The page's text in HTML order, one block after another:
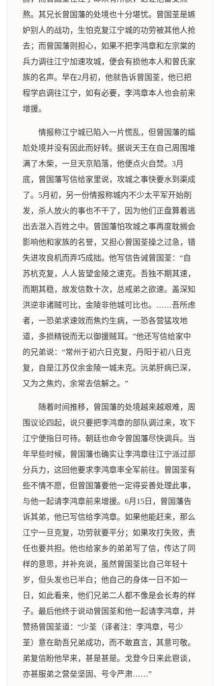
熬。其兄长曾国藩的处境也十分堪忧。曾国荃是嫉
妒别人的战功，生怕克复江宁城的功劳被其他人抢
去；而曾国藩则担心，如果不把李鸿章和左宗棠的
兵力调往江宁加速攻城，便会有损他本人和曾氏家
族的名声。早在2月初，他就告诉曾国荃，他已把
程学启调往江宁，如有必要，李鸿章本人也会前来
增援。
情报称江宁城已陷入一片慌乱，但曾国藩的尴
尬处境并没有因此而好转。据说天王在自己周围堆
满了木柴，一旦天京陷落，他便点火自焚。3月
底，曾国藩写信给家里说，攻城之事快要水到渠成
了。5月初，另一份情报称城内不少太平军开始削
发，杀人放火的事也不干了，因为他们正盘算着逃
出去混入百姓之中。曾国藩怕攻城之事再度耽搁会
影响他和家族的名誉，又担心曾国荃操之过急，错
失进攻良机而弄巧成拙。他写信告诫曾国荃：“自
苏杭克复，人人皆望金陵之速克。吾独不期其速，
而期其稳，故发信数十次，总戒弟之欲速。盖深知
洪逆非诸贼可比，金陵非他城可比也。……吾所虑
者，一恐弟求速效而焦灼生病，一恐各营猛攻地
道，多损精锐而无以御援贼耳。”他还写信给家中
的兄弟说：“常州于初六日克复，丹阳于初八日克
复，自是江苏仅余金陵一城未克。沅弟肝病已深，
又为之焦灼，余常去信解之。”
随着时间推移，曾国藩的处境越来越艰难，周
围议论四起，说只要把李鸿章的部队调过来，攻下
江宁便指日可待。朝廷也命令曾国藩尽快调兵。当
年早些时候，曾国藩也确实让李鸿章往江宁派过部
分兵力，这回他要求李鸿章率全军前往。曾国荃有
些不情不愿，但曾国藩要他一定得妥善处理此事，
与他一起请李鸿章前来增援。6月15日，曾国藩告
诉其弟，他已写信给李鸿章。如果他能赶来，那么
江宁一旦克复，功劳就要平分；如果攻打失败，责
任也要共担。他也给家乡的弟弟写了信，传达了同
样的意思，并补充说，虽然曾国荃比自己年轻十
岁，但头发也已半白；他自己的身体一日不如一
日，如此看来，他们兄弟二人都不像是会长寿的样
子。最后他终于说动曾国荃和他一起请李鸿章，并
赞扬曾国荃道：“少荃（译者注：李鸿章，号少
荃）意在助吾兄弟成功，而不敢直言，其意可敬。
弟复信盼他早来，甚是甚是。戈登今日来此鬯谈，
亦甚服弟之营垒坚固、号令严肃……”